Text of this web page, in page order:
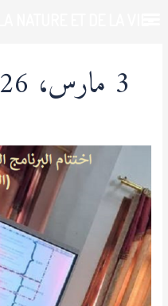
3 مارس، 2026
البرنامج
التكويني
(القرار
1275)